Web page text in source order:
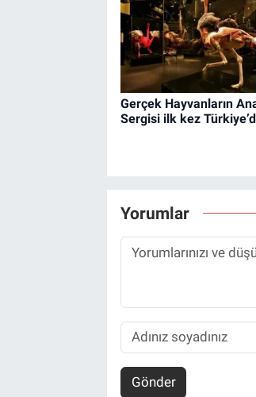
Gerçek Hayvanların
Sergisi ilk kez
Yorumlar
Gönder